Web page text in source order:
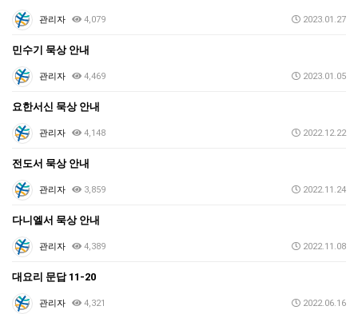
관리자 4,079 2023.01.27
민수기 묵상 안내
관리자 4,469 2023.01.05
요한서신 묵상 안내
관리자 4,148 2022.12.22
전도서 묵상 안내
관리자 3,859 2022.11.24
다니엘서 묵상 안내
관리자 4,389 2022.11.08
대요리 문답 11-20
관리자 4,321 2022.06.16